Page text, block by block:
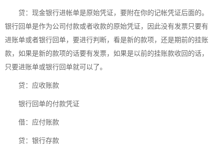
贷：现金银行进帐单是原始凭证，要附在你的记帐凭证后面的。
银行回单是作为公司付款或者收款的原始凭证，因此没有发票只要有
进账单或者银行回单，要进行判断，看是新的款项，还是期前的挂账
款，如果是新的款项的话要有发票，如果是以前的挂账款收回的话，
只要进账单或银行回单就可以了。
贷：应收账款
银行回单的付款凭证
借：应付账款
贷：银行存款